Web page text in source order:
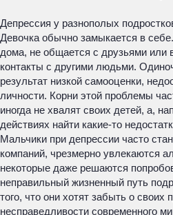
Депрессия у разнополых
Девочка обычно замыкается в
дома, не общается с друзьями или
контакты с другими людьми.
результат низкой самооценки,
личности. Корни этой проблемы
иногда не хвалят своих детей, а,
действиях найти какие-то
Мальчики при депрессии часто
компаний, чрезмерно увлекаются
некоторые даже решаются
неправильный жизненный путь
того, что они хотят забыть о своих
несправедливости современного